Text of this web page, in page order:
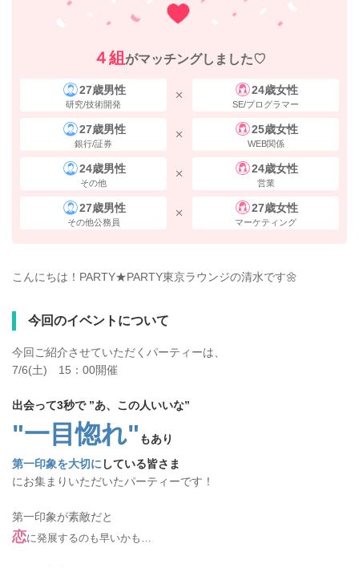
４組 がマッチングしました♡
27歳男性
研究/技術開発
24歳女性
SE/プログラマー
27歳男性
銀行/証券
25歳女性
WEB関係
24歳男性
その他
24歳女性
営業
27歳男性
その他公務員
27歳女性
マーケティング
こんにちは！PARTY★PARTY東京ラウンジの清水です🌼
今回のイベントについて
今回ご紹介させていただくパーティーは、
7/6(土) 15：00開催
出会って3秒で ”あ、この人いいな”
"一目惚れ" もあり
第一印象を大切に している皆さま
にお集まりいただいたパーティーです！
第一印象が素敵だと
恋に発展するのも早いかも…